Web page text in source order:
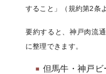
すること」（規約第2条
要約すると、神戸肉流
に整理できます。
但馬牛・神戸